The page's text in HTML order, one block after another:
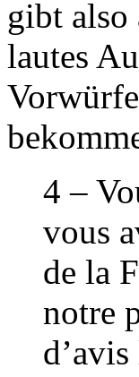
gibt also
lautes
4 –
vous
de la
notre